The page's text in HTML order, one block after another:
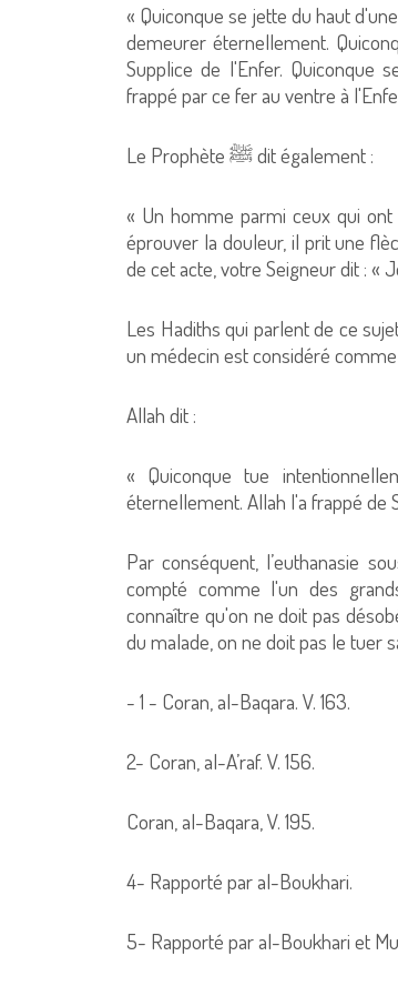
« Quiconque se jette du haut
demeurer éternellement.
Supplice de l'Enfer. Quiconque
frappé par ce fer au ventre à
Le Prophète ﷺ dit également :
« Un homme parmi ceux qui
éprouver la douleur, il prit une
de cet acte, votre Seigneur dit : «
Les Hadiths qui parlent de ce
un médecin est considéré
Allah dit :
« Quiconque tue
éternellement. Allah l'a frappé de
Par conséquent, l’euthanasie
compté comme l'un des
connaître qu'on ne doit pas
du malade, on ne doit pas le tuer
- 1 - Coran, al-Baqara. V. 163.
2- Coran, al-A’raf. V. 156.
Coran, al-Baqara, V. 195.
4- Rapporté par al-Boukhari.
5- Rapporté par al-Boukhari et